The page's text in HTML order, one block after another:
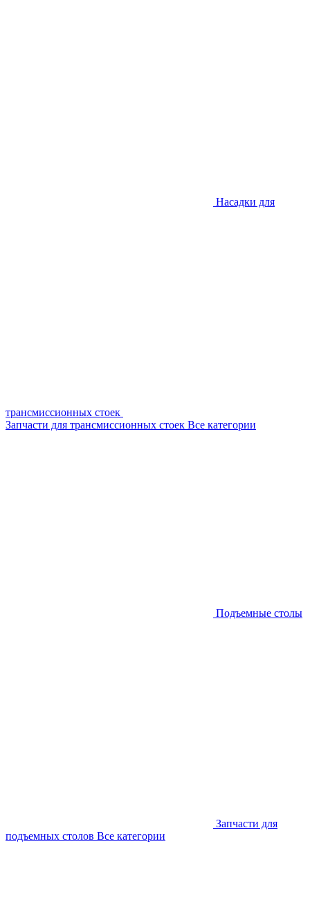
Насадки для
трансмиссионных стоек
Запчасти для трансмиссионных стоек Все категории
Подъемные столы
Запчасти для
подъемных столов Все категории